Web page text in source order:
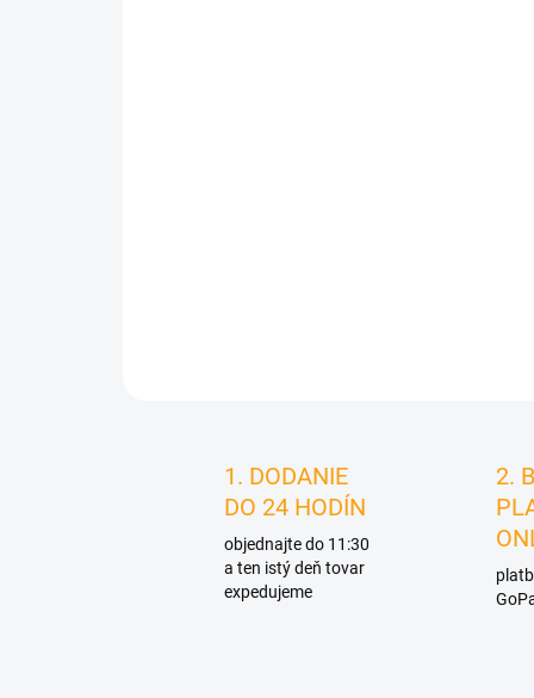
1. DODANIE
DO 24 HODÍN
objednajte do 11:30
a ten istý deň tovar
expedujeme
2.